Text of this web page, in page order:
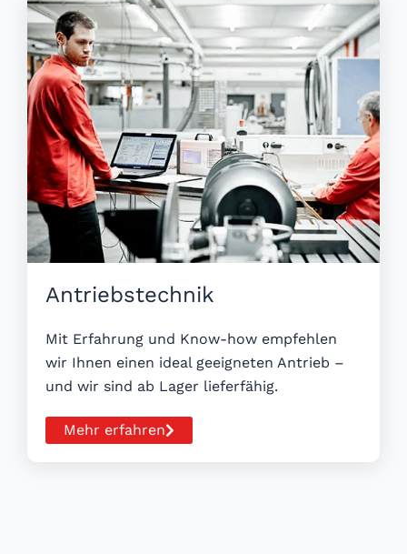
Antriebs­technik
Mit Erfahrung und Know-how empfehlen
wir Ihnen einen ideal geeigneten Antrieb –
und wir sind ab Lager lieferfähig.
Mehr erfahren